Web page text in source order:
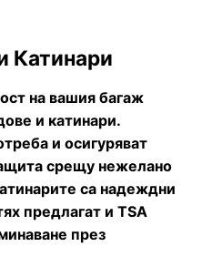
Катинари
на вашия багаж
и катинари.
и осигуряват
срещу нежелано
са надеждни
предлагат и TSA
през